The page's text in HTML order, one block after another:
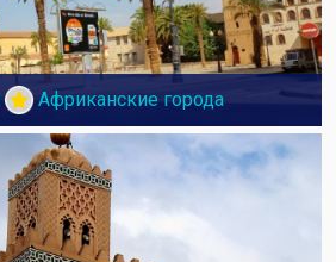
Африканские города